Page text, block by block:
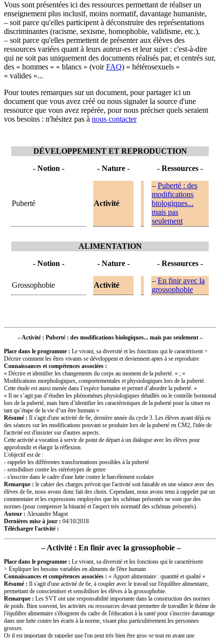
Vous sont présentées ici des ressources permettant de réaliser un
enseignement plus inclusif, moins normatif, davantage humaniste,
– soit parce qu'elles participent à déconstruire des représentations
discriminantes (racisme, sexisme, homophobie, validisme, etc.),
– soit parce qu'elles permettent de présenter aux élèves des
ressources variées quant à leurs auteur-es et leur sujet : c'est-à-dire
qui ne soit pas uniquement des documents réalisés par, et centrés sur,
des « hommes » « blancs » (voirFAQ) « hétérosexuels »
« valides »...
Pour toutes remarques sur un document, pour partager ici un
document que vous avez créé ou nous signaler la source d'une
ressource que vous avez repérée, pour nous préciser quels seraient
vos besoins : n'hésitez pas à nous contacter
DÉVELOPPEMENT ET REPRODUCTION
- Notion - - Nature - - Ressources -
Puberté Activité
– Puberté : des
modifications
biologiques...
mais pas
seulement
ALIMENTATION
- Notion - - Nature - - Ressources -
Grossophobie Activité
– En finir avec la
grossophobie
–Activité : Puberté : des modifications biologiques... mais pas seulement –
Place dans le programme : Le vivant, sa diversité et les fonctions qui le caractérisent >
Décrire comment les êtres vivants se développent et deviennent aptes à se reproduire
Connaissances et compétences associées :
« Décrire et identifier les changements du corps au moment de la puberté. » ; «
Modifications morphologiques, comportementales et physiologiques lors de la puberté.
Cette étude est aussi menée dans l’espèce humaine et permet d’aborder la puberté. »
« Il ne s’agit pas d’étudier les phénomènes physiologiques détaillés ou le contrôle hormonal
lors de la puberté, mais bien d’identifier les caractéristiques de la puberté pour la situer en
tant qu’étape de la vie d’un être humain »
Résumé : Il s'agit d'une activité de 6e, dernière année du cycle 3. Les élèves ayant déjà eu
des séances sur les modifications pouvant se produire lors de la puberté en CM2, l'idée de
l'activité est d'insister sur d'autres aspects.
Cette activité a vocation à servir de point de départ à un dialogue avec les élèves pour
approfondir et élargir la réflexion.
L'objectif est de :
- rappeler les différentes transformations possibles à la puberté
- sensibiliser contre les stéréotypes de genre
- s'inscrire dans le cadre d'une lutte contre le harcèlement scolaire
Remarque : le cahier des charges prévoit que l'activité soit faisable en une séance avec des
élèves de 6e, nous avons donc fait des choix. Cependant, nous avons tenu à rappeler par un
commentaire et les expressions employées que les schémas présentés ne sont que des
normes (pour compenser la binarité et l'aspect très normatif des schémas présentés).
Auteur : Alexandre Magot
Dernières mise à jour : 04/10/2018
Télécharger l'activité :
–Activité : En finir avec la grossophobie –
Place dans le programme : Le vivant, sa diversité et les fonctions qui le caractérisent
> Expliquer les besoins variables en aliments de l'être humain
Connaissances et compétences associées : « Apport alimentaire : quantité et qualité »
Résumé : Il s'agit d'une activité de 6e, à coupler avec le travail sur l'équilibre alimentaire,
permettant de conscientiser et sensibiliser les élèves à la grossophobie.
Remarque : Les SVT ont une responsabilité importante dans la construction des normes
de poids. Bien souvent, les activités ou ressources devant permettre de travailler le thème de
l'équilibre alimentaire s'éloignent du cadre de l'éducation à la santé pour s'inscrire davantage
dans une lutte contre les écarts à la norme, visant plus particulièrement les personnes
grosses.
Or il est important de rappeler que l'on peut très bien être gros·se tout en ayant une